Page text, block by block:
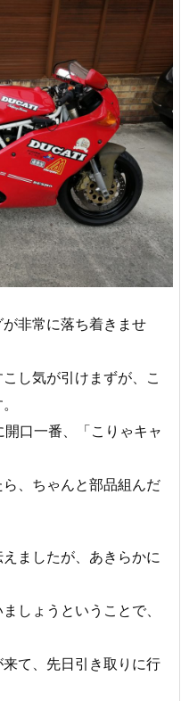
非常に落ち着きませ
し気が引けまずが、こ
口一番、「こりゃキャ
、ちゃんと部品組んだ
ましたが、あきらかに
しょうということで、
て、先日引き取りに行